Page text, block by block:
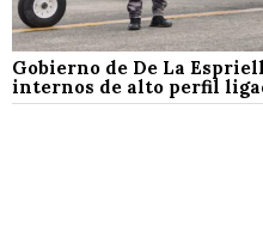
Gobierno de De La
internos de alto perfil